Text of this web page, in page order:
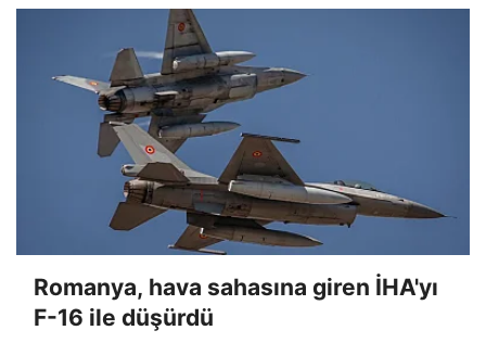
Romanya, hava sahasına giren İHA'yı
F-16 ile düşürdü